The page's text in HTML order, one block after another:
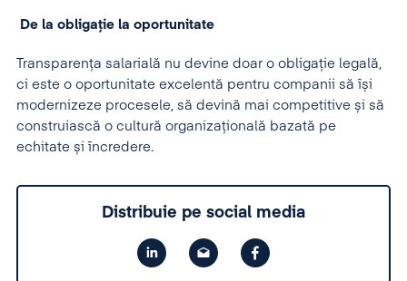
De la obligație la oportunitate
Transparența salarială nu devine doar o obligație legală,
ci este o oportunitate excelentă pentru companii să își
modernizeze procesele, să devină mai competitive și să
construiască o cultură organizațională bazată pe
echitate și încredere.
Distribuie pe social media